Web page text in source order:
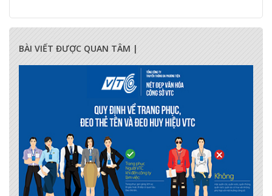
BÀI VIẾT ĐƯỢC QUAN TÂM |